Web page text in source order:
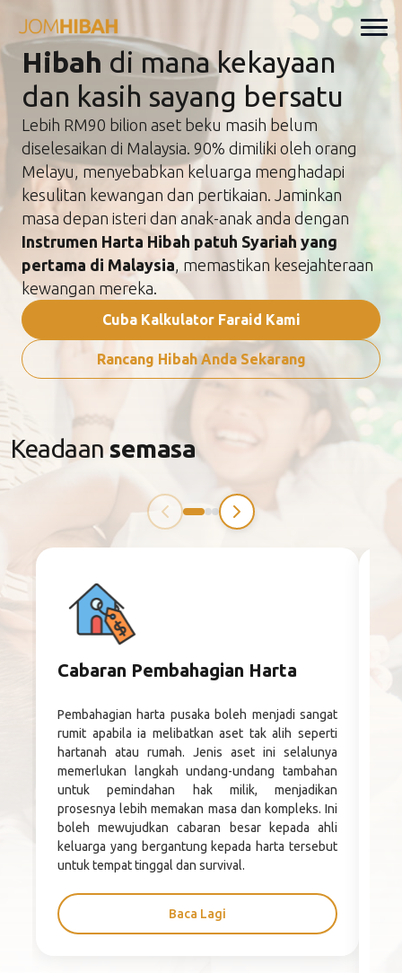
Hibah di mana kekayaan
dan kasih sayang bersatu
Lebih RM90 bilion aset beku masih belum
diselesaikan di Malaysia. 90% dimiliki oleh orang
Melayu, menyebabkan keluarga menghadapi
kesulitan kewangan dan pertikaian. Jaminkan
masa depan isteri dan anak-anak anda dengan
Instrumen Harta Hibah patuh Syariah yang
pertama di Malaysia, memastikan kesejahteraan
kewangan mereka.
Cuba Kalkulator Faraid Kami
Rancang Hibah Anda Sekarang
Keadaan semasa
Cabaran Pembahagian Harta
Pembahagian harta pusaka boleh menjadi sangat
rumit apabila ia melibatkan aset tak alih seperti
hartanah atau rumah. Jenis aset ini selalunya
memerlukan langkah undang-undang tambahan
untuk pemindahan hak milik, menjadikan
prosesnya lebih memakan masa dan kompleks. Ini
boleh mewujudkan cabaran besar kepada ahli
keluarga yang bergantung kepada harta tersebut
untuk tempat tinggal dan survival.
Baca Lagi